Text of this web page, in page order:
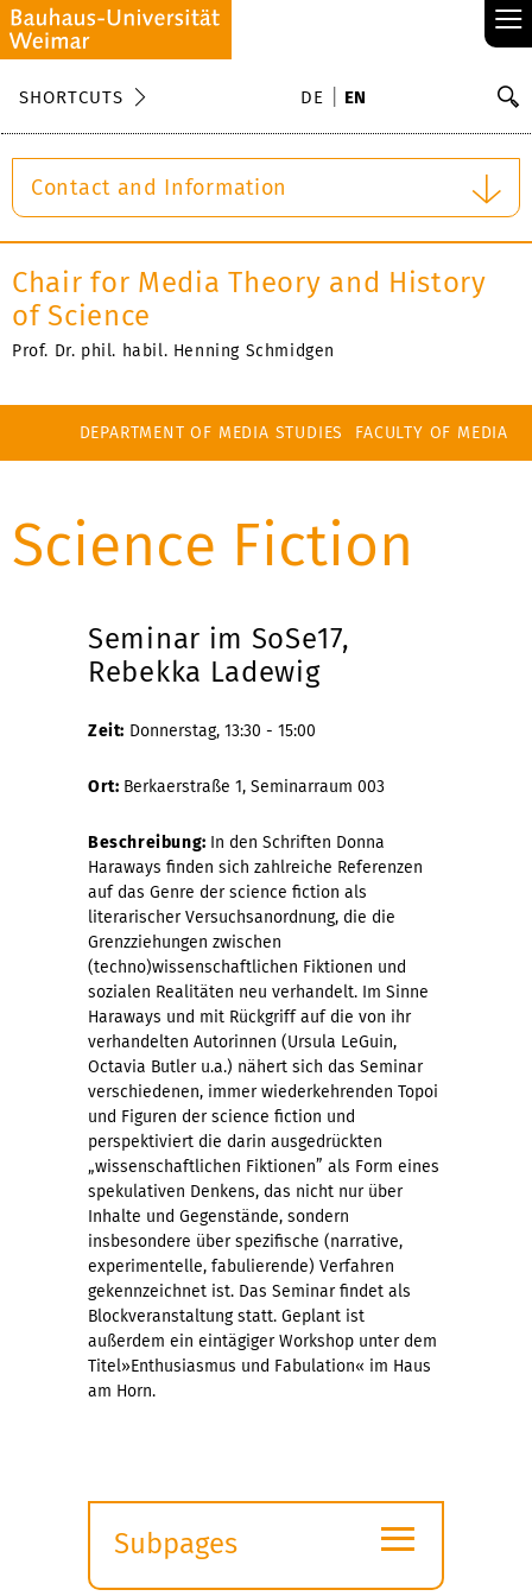
≡
SHORTCUTS DE EN
Contact and Information
Chair for Media Theory and History
of Science
Prof. Dr. phil. habil. Henning Schmidgen
DEPARTMENT OF MEDIA STUDIES FACULTY OF MEDIA
Science Fiction
Seminar im SoSe17,
Rebekka Ladewig
Zeit: Donnerstag, 13:30 - 15:00
Ort: Berkaerstraße 1, Seminarraum 003
Beschreibung: In den Schriften Donna
Haraways finden sich zahlreiche Referenzen
auf das Genre der science fiction als
literarischer Versuchsanordnung, die die
Grenzziehungen zwischen
(techno)wissenschaftlichen Fiktionen und
sozialen Realitäten neu verhandelt. Im Sinne
Haraways und mit Rückgriff auf die von ihr
verhandelten Autorinnen (Ursula LeGuin,
Octavia Butler u.a.) nähert sich das Seminar
verschiedenen, immer wiederkehrenden Topoi
und Figuren der science fiction und
perspektiviert die darin ausgedrückten
„wissenschaftlichen Fiktionen” als Form eines
spekulativen Denkens, das nicht nur über
Inhalte und Gegenstände, sondern
insbesondere über spezifische (narrative,
experimentelle, fabulierende) Verfahren
gekennzeichnet ist. Das Seminar findet als
Blockveranstaltung statt. Geplant ist
außerdem ein eintägiger Workshop unter dem
Titel»Enthusiasmus und Fabulation« im Haus
am Horn.
Subpages
≡